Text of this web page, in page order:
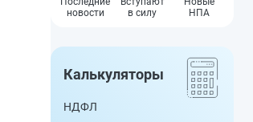
новости
в силу
НПА
Калькуляторы
НДФЛ